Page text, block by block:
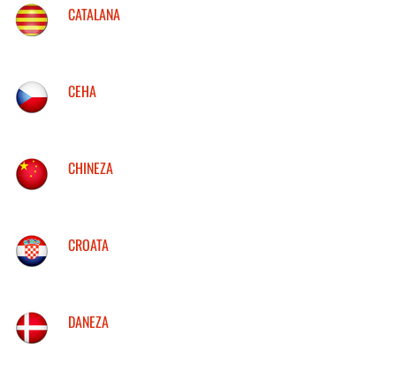
CATALANA
CEHA
CHINEZA
CROATA
DANEZA